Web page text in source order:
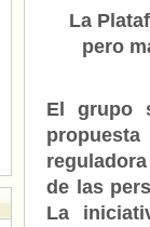
La
pero
El grupo
de las
La